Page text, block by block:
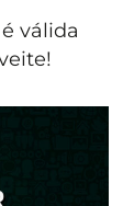
válida